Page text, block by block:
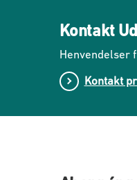
Kontakt
Henvendelser
Kontakt